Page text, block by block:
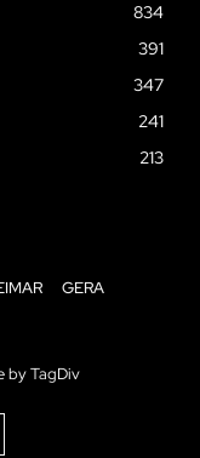
834
391
347
241
213
GERA
by TagDiv